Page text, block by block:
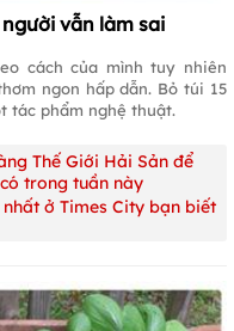
vẫn làm sai
cách của mình tuy nhiên
ngon hấp dẫn. Bỏ túi 15
tác phẩm nghệ thuật.
Thế Giới Hải Sản để
trong tuần này
ở Times City bạn biết